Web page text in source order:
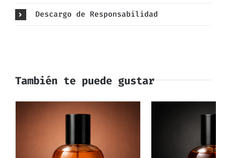
Descargo de Responsabilidad
También te puede gustar